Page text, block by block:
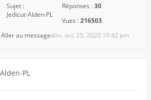
Sujet :
Jedicut-Alden-PL
Réponses :30
Vues :216503
dim. oct. 25, 2020 10:42 pm
Aller au message
PL